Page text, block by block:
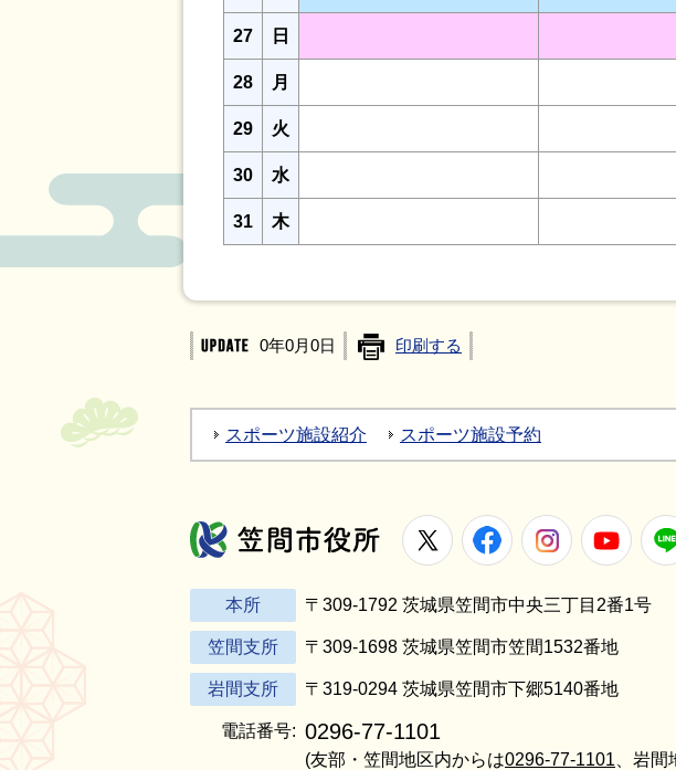
27 日
28 月
29 火
30 水
31 木
0年0月0日 印刷する
スポーツ施設紹介 スポーツ施設予約
笠間市役所
X FacebookInstagram
本所 〒309-1792 茨城県笠間市中央三丁目2番1号
笠間支所 〒309-1698 茨城県笠間市笠間1532番地
岩間支所 〒319-0294 茨城県笠間市下郷5140番地
電話番号: 0296-77-1101
(友部・笠間地区内からは0296-77-1101 、岩